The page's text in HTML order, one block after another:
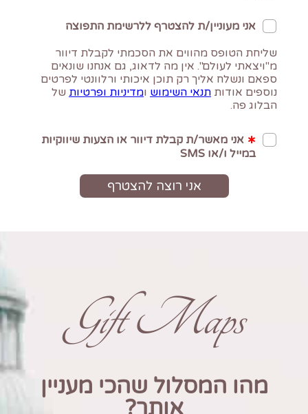
Gift Maps
מהו המסלול שהכי מעניין
אותך?